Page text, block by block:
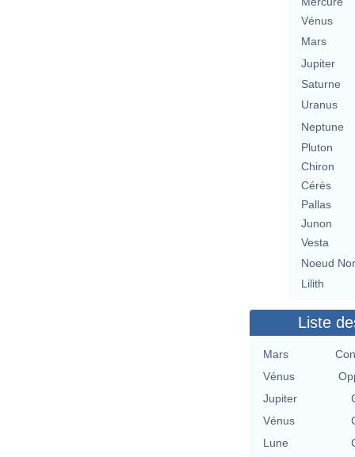
Vénus
Mars
Jupiter
Saturne
Uranus
Neptune
Pluton
Chiron
Cérès
Pallas
Junon
Vesta
Noeud
Lilith
Liste
Mars
Vénus
Jupiter
Vénus
Lune